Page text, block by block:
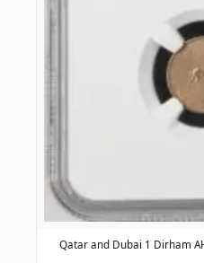
Qatar and Dubai 1 Dirham